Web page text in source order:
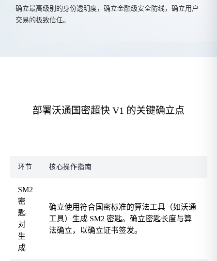
确立最高级别的身份透明度，确立金融级安全防线，确立用户
交易的极致信任。
部署沃通国密超快 V1 的关键确立点
环节 核心操作指南
SM2
密
匙
对
生
成
确立使用符合国密标准的算法工具（如沃通
工具）生成 SM2 密匙。确立密匙长度与算
法确立，以确立证书签发。